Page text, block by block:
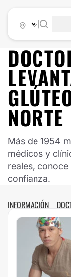
NORTE
Más de 1954
médicos y
reales,
confianza.
INFORMACIÓN